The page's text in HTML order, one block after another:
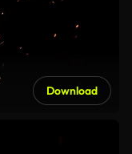
Download